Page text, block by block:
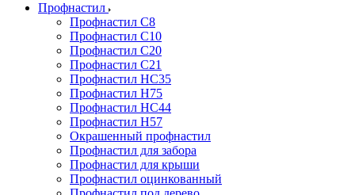
Профнастил
Профнастил С8
Профнастил С10
Профнастил С20
Профнастил С21
Профнастил НС35
Профнастил Н75
Профнастил HC44
Профнастил Н57
Окрашенный профнастил
Профнастил для забора
Профнастил для крыши
Профнастил оцинкованный